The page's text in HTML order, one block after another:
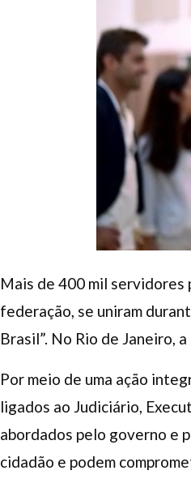
Mais de 400 mil servidores
federação, se uniram
Brasil”. No Rio de Janeiro,
Por meio de uma ação
ligados ao Judiciário,
abordados pelo governo e
cidadão e podem